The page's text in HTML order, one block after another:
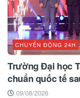
CHUYỂN ĐỘNG 24H
Trường Đại học
chuẩn quốc tế
09/08/2026